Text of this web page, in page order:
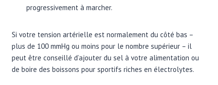
progressivement à marcher.
Si votre tension artérielle est normalement du côté bas –
plus de 100 mmHg ou moins pour le nombre supérieur – il
peut être conseillé d’ajouter du sel à votre alimentation ou
de boire des boissons pour sportifs riches en électrolytes.